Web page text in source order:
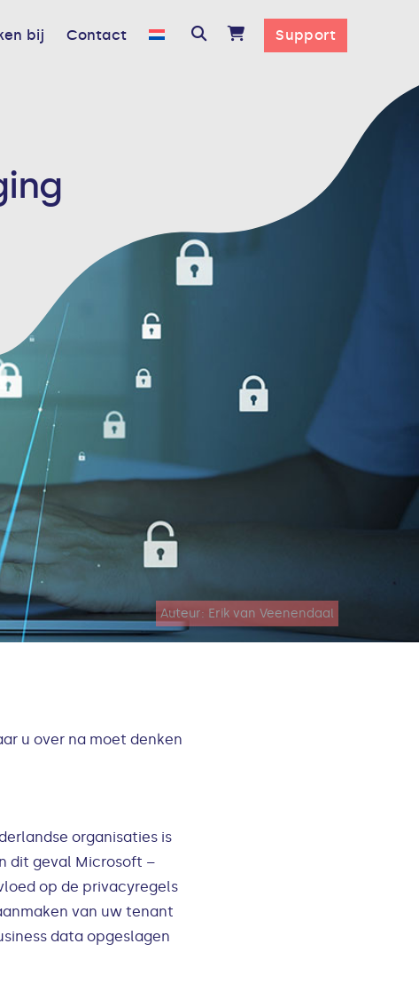
bij Contact Support
Auteur: Erik van Veenendaal
u over na moet denken
organisaties is
dit geval Microsoft –
op de privacyregels
van uw tenant
data opgeslagen